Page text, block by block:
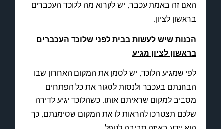
האם זה באמת עכבר, יש לקרוא מה ללוכד העכברים
בראשון לציון.
הכנות שיש לעשות בבית לפני שלוכד העכברים
בראשון לציון מגיע
לפי שמגיע הלוכד, יש לסמן את המקום האחרון שבו
הבחנתם בעכבר ולנסות לסגור את כל הפתחים
מסביב למקום שראיתם אותו. כשהלוכד יגיע לדירה
שלכם תצטרכו להראות לו את המקום שסימנתם, כך